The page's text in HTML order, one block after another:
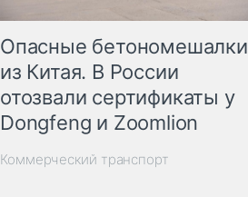
Опасные бетономешалки
из Китая. В России
отозвали сертификаты у
Dongfeng и Zoomlion
Коммерческий транспорт